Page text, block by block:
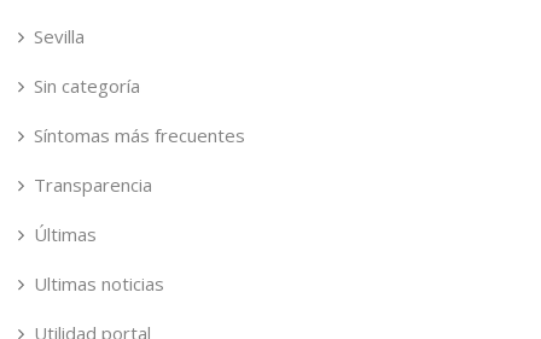
Sevilla
Sin categoría
Síntomas más frecuentes
Transparencia
Últimas
Ultimas noticias
Utilidad portal